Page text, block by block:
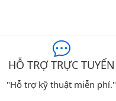
HỖ TRỢ TRỰC TUYẾN
"Hỗ trợ kỹ thuật miễn phí."